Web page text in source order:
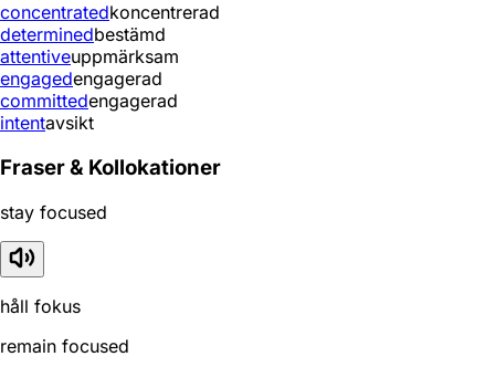
concentratedkoncentrerad
determinedbestämd
attentiveuppmärksam
engagedengagerad
committedengagerad
intentavsikt
Fraser & Kollokationer
stay focused
håll fokus
remain focused